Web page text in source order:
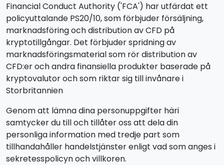
Financial Conduct Authority ('FCA') har utfärdat ett
policyuttalande PS20/10, som förbjuder försäljning,
marknadsföring och distribution av CFD på
kryptotillgångar. Det förbjuder spridning av
marknadsföringsmaterial som rör distribution av
CFD:er och andra finansiella produkter baserade på
kryptovalutor och som riktar sig till invånare i
Storbritannien
Genom att lämna dina personuppgifter häri
samtycker du till och tillåter oss att dela din
personliga information med tredje part som
tillhandahåller handelstjänster enligt vad som anges i
sekretesspolicyn och villkoren.